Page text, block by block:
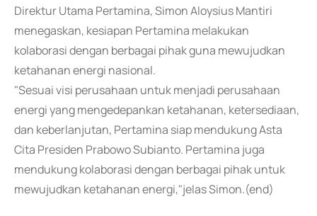
Direktur Utama Pertamina, Simon Aloysius Mantiri
menegaskan, kesiapan Pertamina melakukan
kolaborasi dengan berbagai pihak guna mewujudkan
ketahanan energi nasional.
"Sesuai visi perusahaan untuk menjadi perusahaan
energi yang mengedepankan ketahanan, ketersediaan,
dan keberlanjutan, Pertamina siap mendukung Asta
Cita Presiden Prabowo Subianto. Pertamina juga
mendukung kolaborasi dengan berbagai pihak untuk
mewujudkan ketahanan energi,"jelas Simon.(end)